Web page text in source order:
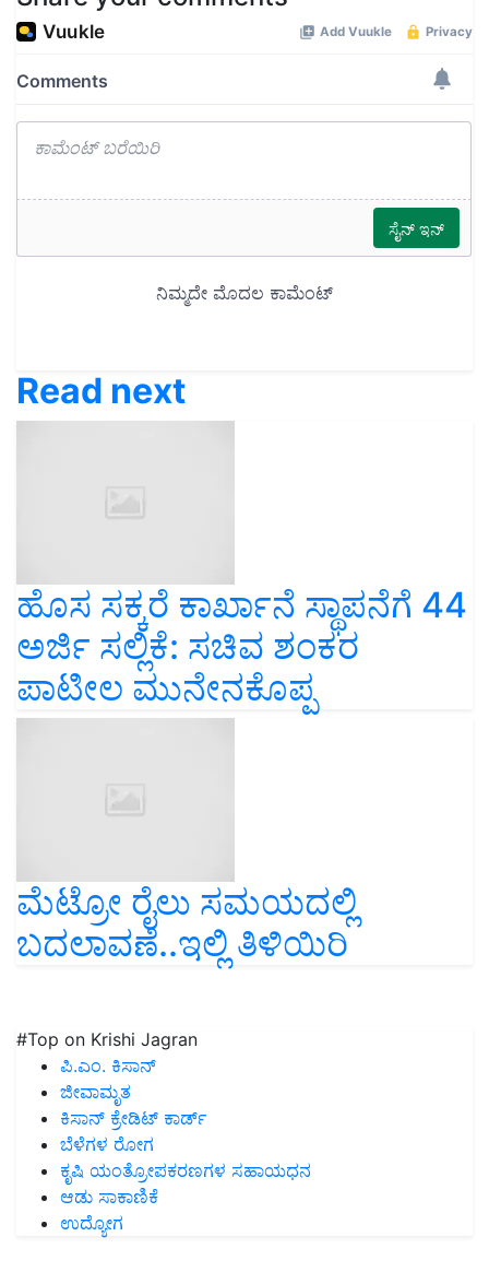
Read next
ಹೊಸ ಸಕ್ಕರೆ ಕಾರ್ಖಾನೆ ಸ್ಥಾಪನೆಗೆ 44
ಅರ್ಜಿ ಸಲ್ಲಿಕೆ: ಸಚಿವ ಶಂಕರ
ಪಾಟೀಲ ಮುನೇನಕೊಪ್ಪ
ಮೆಟ್ರೋ ರೈಲು ಸಮಯದಲ್ಲಿ
ಬದಲಾವಣೆ..ಇಲ್ಲಿ ತಿಳಿಯಿರಿ
#Top on Krishi Jagran
ಪಿ.ಎಂ. ಕಿಸಾನ್
ಜೀವಾಮೃತ
ಕಿಸಾನ್ ಕ್ರೇಡಿಟ್ ಕಾರ್ಡ್
ಬೆಳೆಗಳ ರೋಗ
ಕೃಷಿ ಯಂತ್ರೋಪಕರಣಗಳ ಸಹಾಯಧನ
ಆಡು ಸಾಕಾಣಿಕೆ
ಉದ್ಯೋಗ